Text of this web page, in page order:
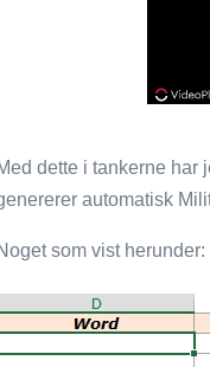
dette i tankerne har
automatisk
som vist herunder: